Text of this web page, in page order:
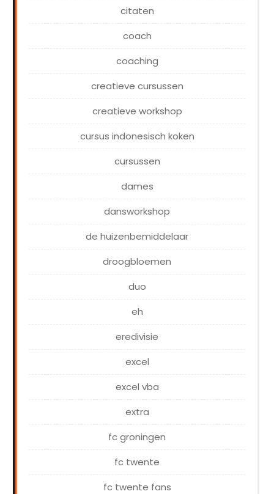
citaten
coach
coaching
creatieve cursussen
creatieve workshop
cursus indonesisch koken
cursussen
dames
dansworkshop
de huizenbemiddelaar
droogbloemen
duo
eh
eredivisie
excel
excel vba
extra
fc groningen
fc twente
fc twente fans